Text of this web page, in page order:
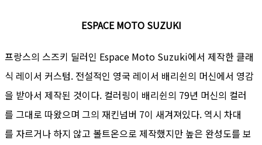
ESPACE MOTO SUZUKI
프랑스의 스즈키 딜러인 Espace Moto Suzuki에서 제작한 클래
식 레이서 커스텀. 전설적인 영국 레이서 배리쉰의 머신에서 영감
을 받아서 제작된 것이다. 컬러링이 배리쉰의 79년 머신의 컬러
를 그대로 따왔으며 그의 재킨넘버 7이 새겨져있다. 역시 차대
를 자르거나 하지 않고 볼트온으로 제작했지만 높은 완성도를 보